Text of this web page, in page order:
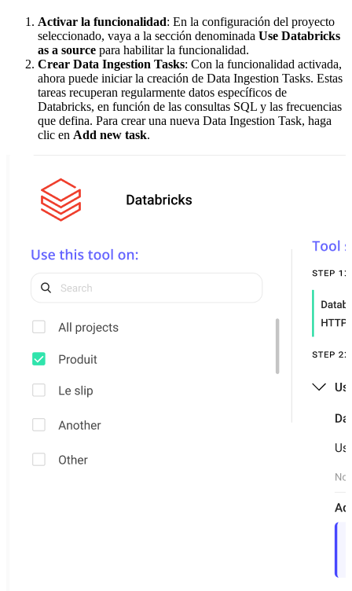
Activar la funcionalidad: En la configuración del proyecto
seleccionado, vaya a la sección denominada Use Databricks
as a source para habilitar la funcionalidad.
Crear Data Ingestion Tasks: Con la funcionalidad activada,
ahora puede iniciar la creación de Data Ingestion Tasks. Estas
tareas recuperan regularmente datos específicos de
Databricks, en función de las consultas SQL y las frecuencias
que defina. Para crear una nueva Data Ingestion Task, haga
clic en Add new task.